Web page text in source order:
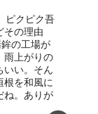
ピクピク吾
その理由
の工場が
雨上がりの
いい。そん
根を和風に
ね。ありが